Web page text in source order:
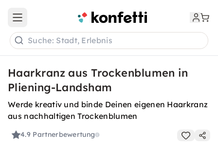
Open main menu
Suche: Stadt, Erlebnis
Haarkranz aus Trockenblumen in
Pliening-Landsham
Werde kreativ und binde Deinen eigenen Haarkranz
aus nachhaltigen Trockenblumen
4.9 Partnerbewertung